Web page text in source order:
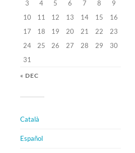
3
4 5 6 7 8
9
10
11 12 13 14 15
16
17
18 19 20 21 22
23
24
25 26 27 28 29
30
31
« DEC
Català
Español